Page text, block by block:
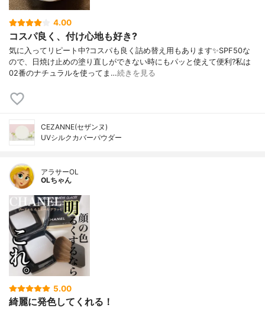
4.00
コスパ良く、付け心地も好き?
気に入ってリピート中?コスパも良く詰め替え用もあります✨SPF50な
ので、日焼け止めの塗り直しができない時にもパッと使えて便利?私は
02番のナチュラルを使ってま…続きを見る
CEZANNE(セザンヌ)
UVシルクカバーパウダー
アラサーOL
OLちゃん
5.00
綺麗に発色してくれる！